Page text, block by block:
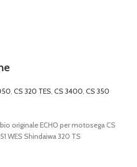
, CS 320 TES, CS 3400, CS 350
originale ECHO per motosega CS
WES Shindaiwa 320 TS